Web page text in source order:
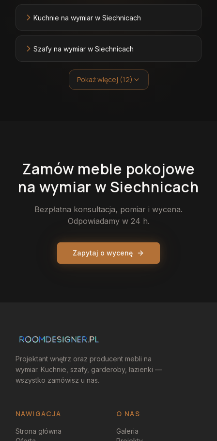
Kuchnie na wymiar w Siechnicach
Szafy na wymiar w Siechnicach
Pokaż więcej (12)
Zamów meble pokojowe
na wymiar w Siechnicach
Bezpłatna konsultacja, pomiar i wycena.
Odpowiadamy w 24 h.
Zapytaj o wycenę
Projektant wnętrz oraz producent mebli na
wymiar. Kuchnie, szafy, garderoby, łazienki —
wszystko zamówisz u nas.
NAWIGACJA O NAS
Strona główna
Galeria